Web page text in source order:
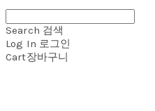
Search 검색
Log In 로그인
Cart장바구니